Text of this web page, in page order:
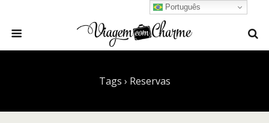
Tags › Reservas
Português